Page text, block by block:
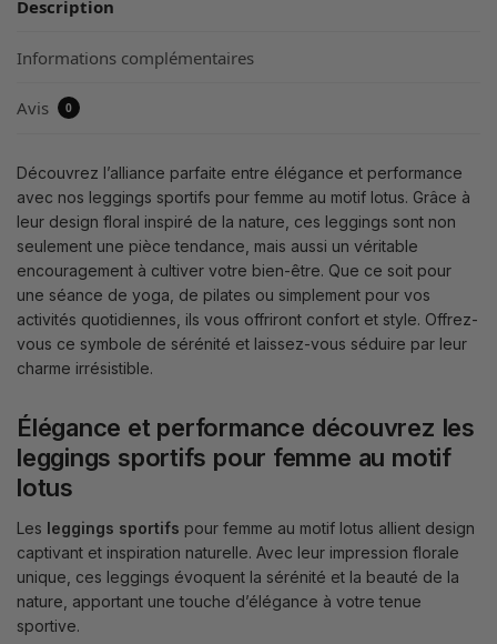
Description
Informations complémentaires
Avis 0
Découvrez l’alliance parfaite entre élégance et performance
avec nos leggings sportifs pour femme au motif lotus. Grâce à
leur design floral inspiré de la nature, ces leggings sont non
seulement une pièce tendance, mais aussi un véritable
encouragement à cultiver votre bien-être. Que ce soit pour
une séance de yoga, de pilates ou simplement pour vos
activités quotidiennes, ils vous offriront confort et style. Offrez-
vous ce symbole de sérénité et laissez-vous séduire par leur
charme irrésistible.
Élégance et performance découvrez les
leggings sportifs pour femme au motif
lotus
Les leggings sportifs pour femme au motif lotus allient design
captivant et inspiration naturelle. Avec leur impression florale
unique, ces leggings évoquent la sérénité et la beauté de la
nature, apportant une touche d’élégance à votre tenue
sportive.